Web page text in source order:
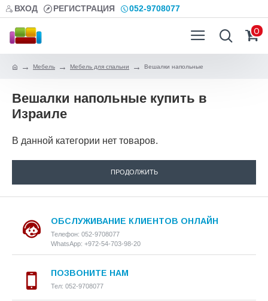
ВХОД РЕГИСТРАЦИЯ 052-9708077
0
Мебель Мебель для спальни Вешалки напольные
Вешалки напольные купить в
Израиле
В данной категории нет товаров.
ПРОДОЛЖИТЬ
ОБСЛУЖИВАНИЕ КЛИЕНТОВ ОНЛАЙН
Телефон: 052-9708077
WhatsApp: +972-54-703-98-20
ПОЗВОНИТЕ НАМ
Тел: 052-9708077